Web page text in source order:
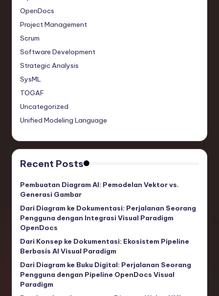
n
o
v
a
ti
o
n
OpenDocs
Project Management
Scrum
Software Development
Strategic Analysis
SysML
TOGAF
Uncategorized
Unified Modeling Language
Recent Posts
Pembuatan Diagram AI: Pemodelan Vektor vs.
Generasi Gambar
Dari Diagram ke Dokumentasi: Perjalanan Seorang
Pengguna dengan Integrasi Visual Paradigm
OpenDocs
Dari Konsep ke Dokumentasi: Ekosistem Pipeline
Berbasis AI Visual Paradigm
Dari Diagram ke Buku Digital: Perjalanan Seorang
Pengguna dengan Pipeline OpenDocs Visual
Paradigm